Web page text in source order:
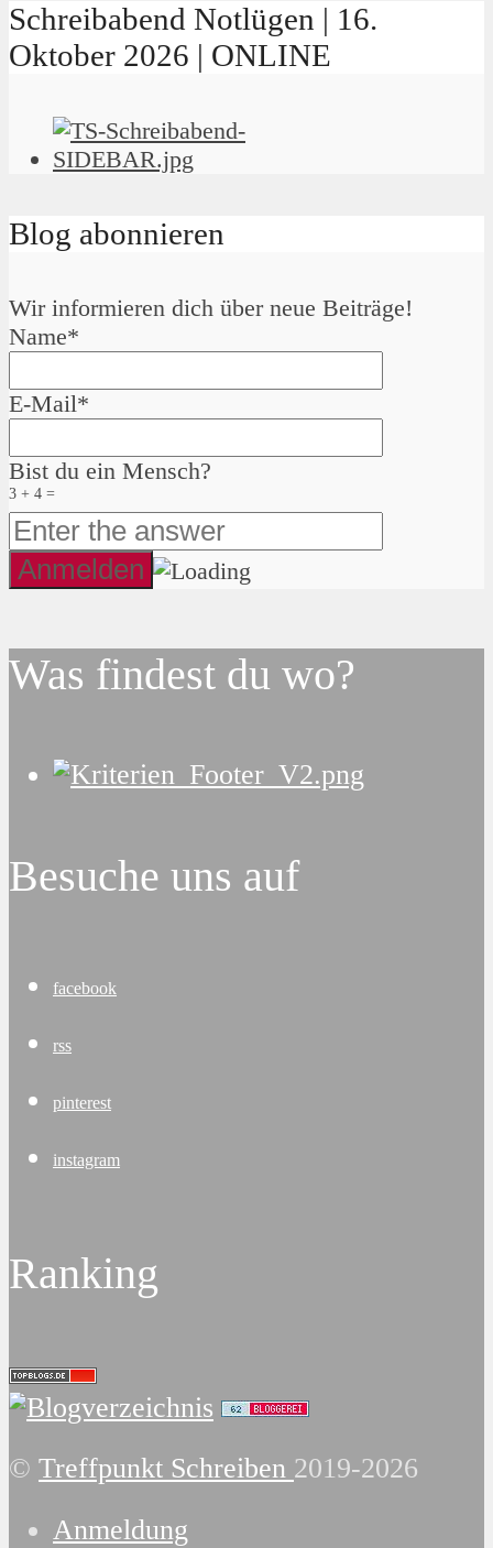
Schreibabend Notlügen | 16.
Oktober 2026 | ONLINE
Blog abonnieren
Wir informieren dich über neue Beiträge!
Name*
E-Mail*
Bist du ein Mensch?
3 + 4 =
Was findest du wo?
Besuche uns auf
facebook
rss
pinterest
instagram
Ranking
© Treffpunkt Schreiben 2019-2026
Anmeldung